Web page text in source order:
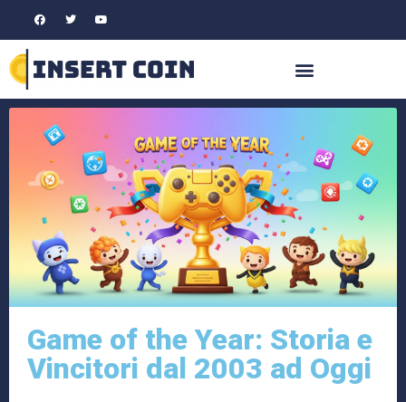
Game of the Year: Storia e
Vincitori dal 2003 ad Oggi